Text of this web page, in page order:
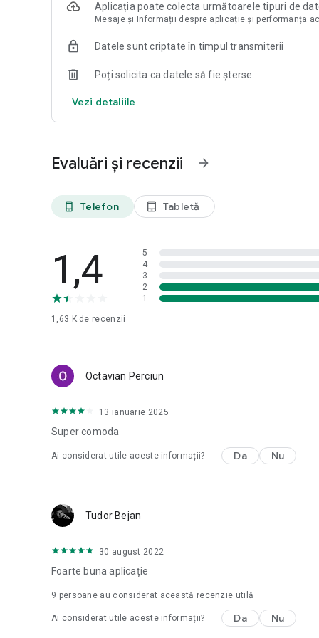
Aplicația poate colecta următoarele tipuri de
Mesaje și Informații despre aplicație și performanța
Datele sunt criptate în timpul transmiterii
Poți solicita ca datele să fie șterse
Vezi detaliile
Evaluări și recenzii arrow_forward
phone_android Telefon tablet_android Tabletă
1,4
1,63 Kde recenzii
5
4
3
2
1
Octavian Perciun
13 ianuarie 2025
Super comoda
Ai considerat utile aceste informații? Da Nu
Tudor Bejan
30 august 2022
Foarte buna aplicație
9 persoane au considerat această recenzie utilă
Ai considerat utile aceste informații? Da Nu